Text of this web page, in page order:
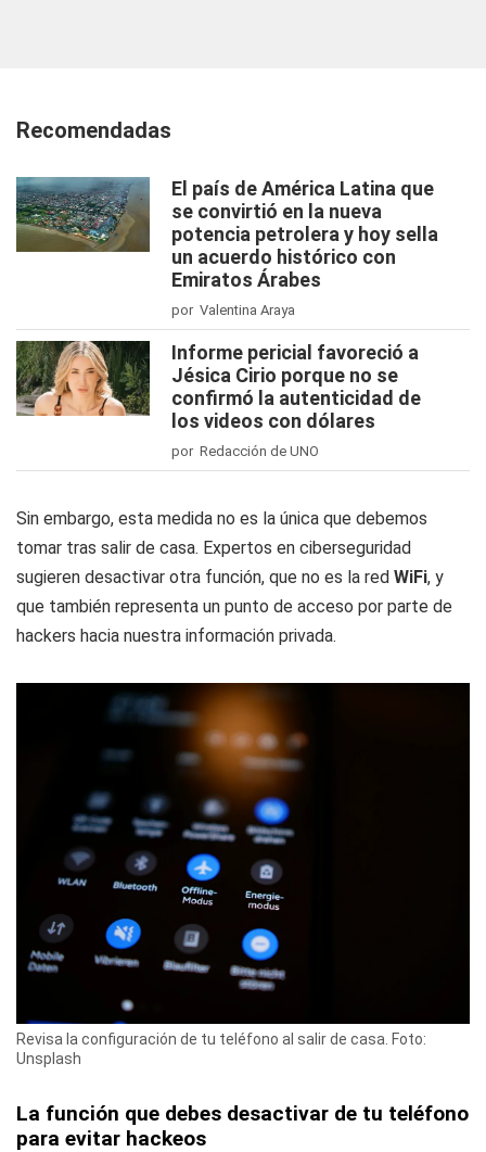
Recomendadas
El país de América Latina que
se convirtió en la nueva
potencia petrolera y hoy sella
un acuerdo histórico con
Emiratos Árabes
por Valentina Araya
Informe pericial favoreció a
Jésica Cirio porque no se
confirmó la autenticidad de
los videos con dólares
por Redacción de UNO
Sin embargo, esta medida no es la única que debemos
tomar tras salir de casa. Expertos en ciberseguridad
sugieren desactivar otra función, que no es la red WiFi, y
que también representa un punto de acceso por parte de
hackers hacia nuestra información privada.
Revisa la configuración de tu teléfono al salir de casa. Foto:
Unsplash
La función que debes desactivar de tu teléfono
para evitar hackeos